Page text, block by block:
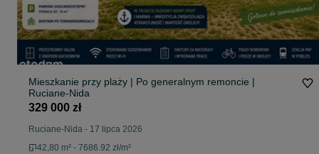
Mieszkanie przy plaży | Po generalnym remoncie |
Ruciane-Nida
329 000 zł
Ruciane-Nida - 17 lipca 2026
42,80 m² - 7686.92 zł/m²